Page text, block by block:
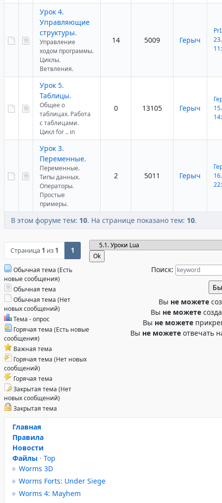
Урок 4.
Управляющие
структуры.
Управление
ходом программы.
Циклы.
Ветвления.
14 5009 Герыч
Урок 5.
Таблицы.
Общее о
таблицах. Работа
с таблицами.
Цикл for .. in
0 13105 Герыч
Урок 3.
Переменные.
Переменные.
Типы данных.
Операторы.
Простые
примеры.
2 5011 Герыч
В этом форуме тем: 10. На странице показано тем: 10.
Страница 1 из 1 1
Обычная тема (Есть
новые сообщения)
Обычная тема
Обычная тема (Нет
новых сообщений)
Тема - опрос
Горячая тема (Есть новые
сообщения)
Важная тема
Горячая тема (Нет новых
сообщений)
Горячая тема
Закрытая тема (Нет
новых сообщений)
Закрытая тема
Поиск:
Вы не можете
Вы не можете
Вы не можете
Вы не можете отвечать
Главная
Правила
Новости
Файлы · Top
Worms 3D
Worms Forts: Under Siege
Worms 4: Mayhem